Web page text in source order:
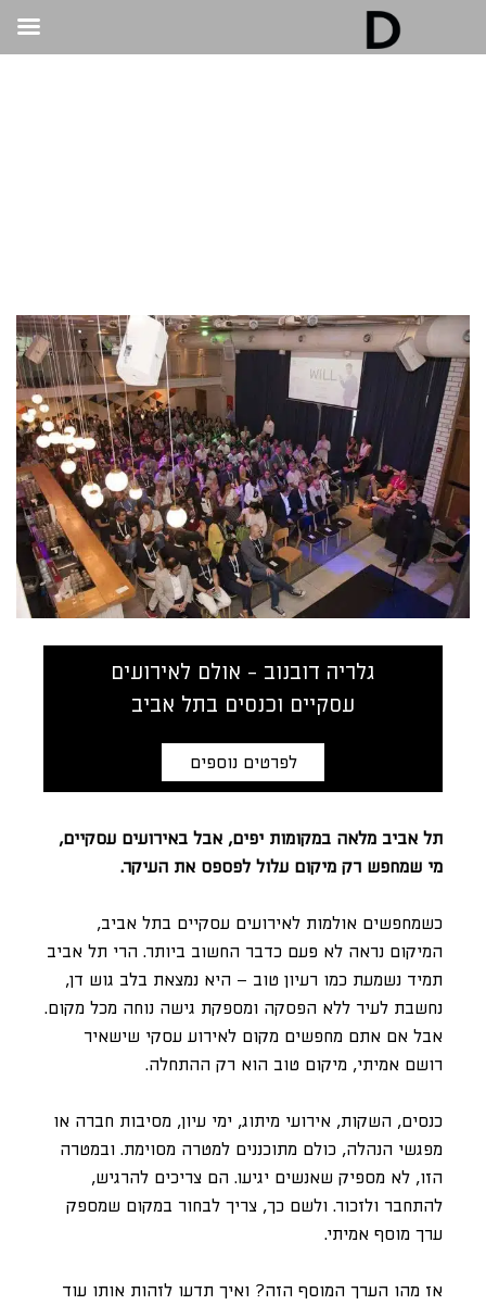
גלריה דובנוב - אולם לאירועים
עסקיים וכנסים בתל אביב
לפרטים נוספים
תל אביב מלאה במקומות יפים, אבל באירועים עסקיים,
מי שמחפש רק מיקום עלול לפספס את העיקר.
כשמחפשים אולמות לאירועים עסקיים בתל אביב,
המיקום נראה לא פעם כדבר החשוב ביותר. הרי תל אביב
תמיד נשמעת כמו רעיון טוב – היא נמצאת בלב גוש דן,
נחשבת לעיר ללא הפסקה ומספקת גישה נוחה מכל מקום.
אבל אם אתם מחפשים מקום לאירוע עסקי שישאיר
רושם אמיתי, מיקום טוב הוא רק ההתחלה.
כנסים, השקות, אירועי מיתוג, ימי עיון, מסיבות חברה או
מפגשי הנהלה, כולם מתוכננים למטרה מסוימת. ובמטרה
הזו, לא מספיק שאנשים יגיעו. הם צריכים להרגיש,
להתחבר ולזכור. ולשם כך, צריך לבחור במקום שמספק
ערך מוסף אמיתי.
אז מהו הערך המוסף הזה? ואיך תדעו לזהות אותו עוד